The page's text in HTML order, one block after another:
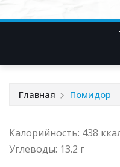
Главная Помидор
Калорийность: 438
Углеводы: 13.2 г